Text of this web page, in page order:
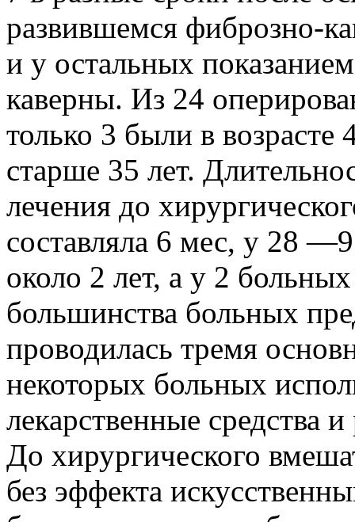
развившемся фиброзно-
и у остальных
каверны. Из 24
только 3 были в
старше 35 лет.
лечения до
составляла 6 мес, у 28
около 2 лет, а у 2
большинства больных
проводилась тремя
некоторых больных
лекарственные средства
До хирургического
без эффекта